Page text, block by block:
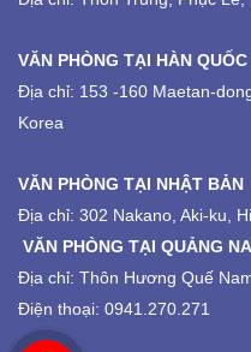
VĂN PHÒNG TẠI HÀN QUỐC
Địa chỉ: 153 -160 Maetan-
Korea
VĂN PHÒNG TẠI NHẬT BẢN
Địa chỉ: 302 Nakano, Aki-ku,
VĂN PHÒNG TẠI QUẢNG
Địa chỉ: Thôn Hương Quế
Điện thoại: 0941.270.271